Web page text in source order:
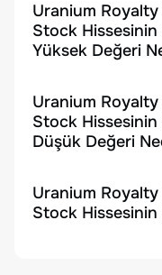
Uranium
Stock Hissesinin
Yüksek Değeri
Uranium
Stock Hissesinin
Düşük Değeri
Uranium
Stock Hissesinin